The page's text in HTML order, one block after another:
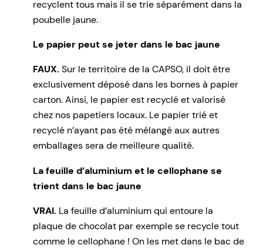
recyclent tous mais il se trie séparément dans la
poubelle jaune.
Le papier peut se jeter dans le bac jaune
FAUX.Sur le territoire de la CAPSO, il doit être
exclusivement déposé dans les bornes à papier
carton. Ainsi, le papier est recyclé et valorisé
chez nos papetiers locaux. Le papier trié et
recyclé n’ayant pas été mélangé aux autres
emballages sera de meilleure qualité.
La feuille d’aluminium et le cellophane se
trient dans le bac jaune
VRAI. La feuille d’aluminium qui entoure la
plaque de chocolat par exemple se recycle tout
comme le cellophane ! On les met dans le bac de